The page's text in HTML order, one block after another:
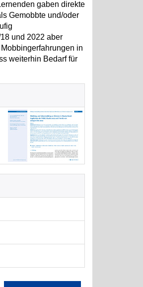
gaben direkte
Gemobbte und/oder
und 2022 aber
in
weiterhin Bedarf für